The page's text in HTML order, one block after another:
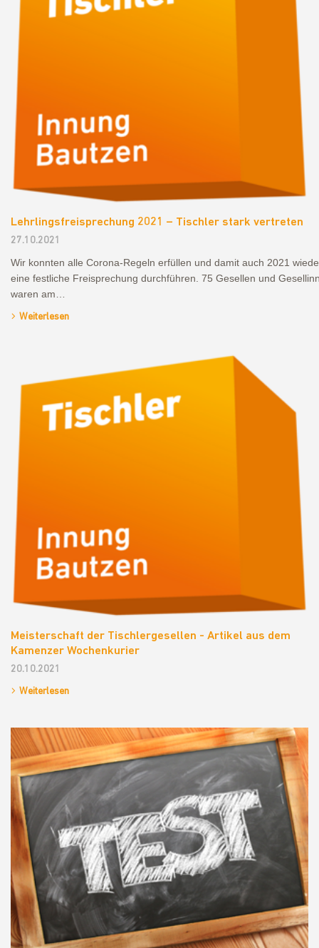
Lehrlingsfreisprechung 2021 – Tischler stark vertreten
27.10.2021
Wir konnten alle Corona-Regeln erfüllen und damit auch 2021
eine festliche Freisprechung durchführen. 75 Gesellen und
waren am…
Weiterlesen
Meisterschaft der Tischlergesellen - Artikel aus dem
Kamenzer Wochenkurier
20.10.2021
Weiterlesen